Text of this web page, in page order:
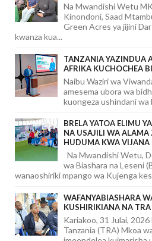
Na Mwandishi Wetu
Kinondoni, Saad
Green Acres ya jijini
kwanza kua...
TANZANIA YAZINDUA
AFRIKA KUCHOCHEA
Naibu Waziri wa
amesema ubora wa
kuongeza ushindani wa
BRELA YATOA ELIMU
NA USAJILI WA
HUDUMA KWA VIJANA
Na Mwandishi Wetu,
wa Biashara na Leseni
wanaoshiriki mpango wa Kujenga
WAFANYABIASHARA
KUSHIRIKIANA NA
Kariakoo, 31 Julai,
Tanzania (TRA) Mkoa